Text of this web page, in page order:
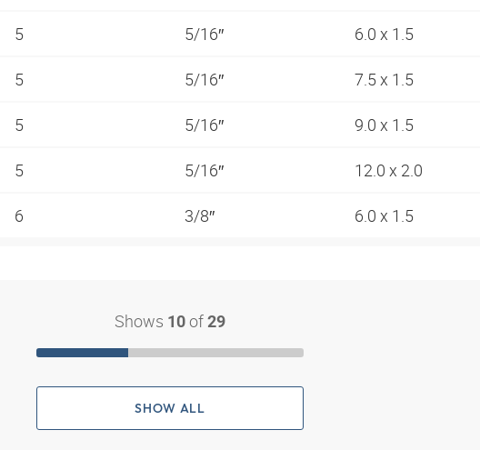
5 5/16″ 6.0 x 1.5
5 5/16″ 7.5 x 1.5
5 5/16″ 9.0 x 1.5
5 5/16″ 12.0 x 2.0
6 3/8″ 6.0 x 1.5
Shows 10 of 29
SHOW ALL